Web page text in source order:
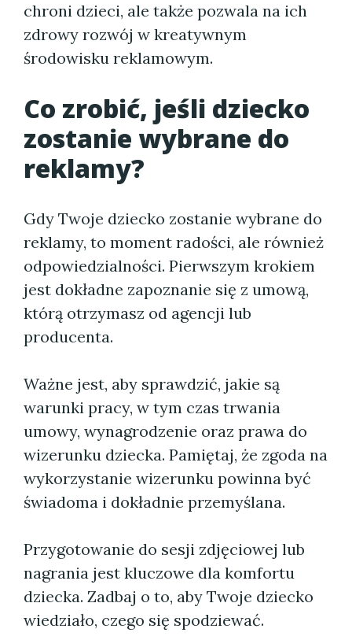
chroni dzieci, ale także pozwala na ich
zdrowy rozwój w kreatywnym
środowisku reklamowym.
Co zrobić, jeśli dziecko
zostanie wybrane do
reklamy?
Gdy Twoje dziecko zostanie wybrane do
reklamy, to moment radości, ale również
odpowiedzialności. Pierwszym krokiem
jest dokładne zapoznanie się z umową,
którą otrzymasz od agencji lub
producenta.
Ważne jest, aby sprawdzić, jakie są
warunki pracy, w tym czas trwania
umowy, wynagrodzenie oraz prawa do
wizerunku dziecka. Pamiętaj, że zgoda na
wykorzystanie wizerunku powinna być
świadoma i dokładnie przemyślana.
Przygotowanie do sesji zdjęciowej lub
nagrania jest kluczowe dla komfortu
dziecka. Zadbaj o to, aby Twoje dziecko
wiedziało, czego się spodziewać.